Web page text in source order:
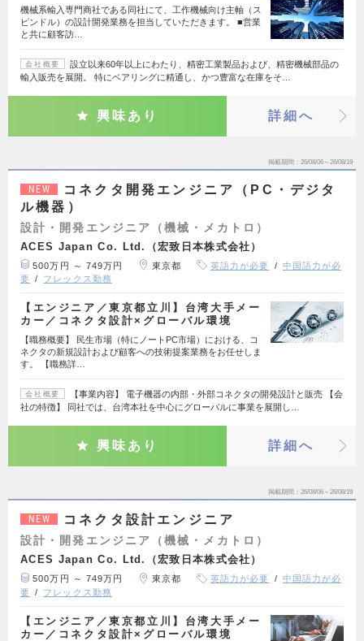
機械系輸入専門商社である同社にて、工作機械向け主軸（ス
ピンドル）の設計開発業務を担当していただきます。 ■営業
と共に顧客訪…
会社概要
設立以来60年以上にわたり、精密工業製品および、精密機械部品の
輸入販売を展開。 特にベアリングに精通し、かつ豊富な在庫をそ…
興味あり 詳細へ
掲載期間 26/08/06～26/08/19
NEW
コネクタ開発エンジニア（PC・デジタ
ル機器）
設計・開発エンジニア（機械・メカトロ）
ACES Japan Co. Ltd.（宏致日本株式会社）
500万円 ～ 749万円 東京都 英語力が必要
中国語力が必
要
フレックス勤務
【エンジニア／東京都立川】台湾大手メー
カー／コネクタ設計×グローバル環境
【職務概要】 民生市場（特にノートPC市場）における、コ
ネクタの新規設計および顧客への技術提案業務をお任せしま
す。 【職務詳…
会社概要
【事業内容】 電子機器の内部・外部コネクタの開発設計と販売 【会
社の特徴】 同社では、台湾本社を中心にグローバルに事業を展開し…
興味あり 詳細へ
掲載期間 26/08/06～26/08/19
NEW コネクタ設計エンジニア
設計・開発エンジニア（機械・メカトロ）
ACES Japan Co. Ltd.（宏致日本株式会社）
500万円 ～ 749万円 東京都 英語力が必要
中国語力が必
要
フレックス勤務
【エンジニア／東京都立川】台湾大手メー
カー／コネクタ設計×グローバル環境